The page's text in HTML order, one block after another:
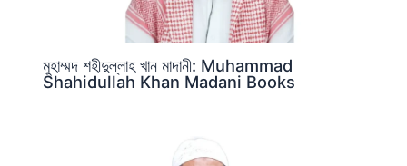
মুহাম্মদ শহীদুল্লাহ খান মাদানী: Muhammad
Shahidullah Khan Madani Books